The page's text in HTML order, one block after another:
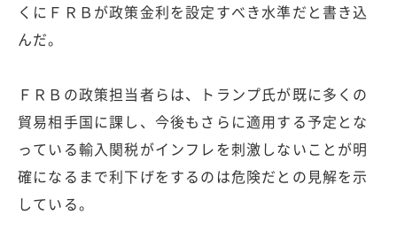
くにＦＲＢが政策金利を設定すべき水準だと書き込
んだ。
ＦＲＢの政策担当者らは、トランプ氏が既に多くの
貿易相手国に課し、今後もさらに適用する予定とな
っている輸入関税がインフレを刺激しないことが明
確になるまで利下げをするのは危険だとの見解を示
している。